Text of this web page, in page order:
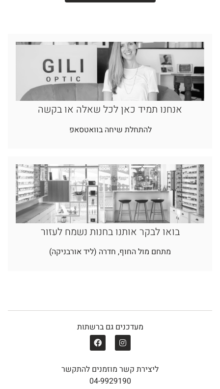
אנחנו תמיד כאן לכל שאלה או בקשה
להתחלת שיחה בוואטסאפ
בואו לבקר אותנו בחנות נשמח לעזור
מתחם מול החוף, חדרה (ליד אורבניקה)
מעדכנים גם ברשתות
ליצירת קשר מוזמנים להתקשר
04-9929190